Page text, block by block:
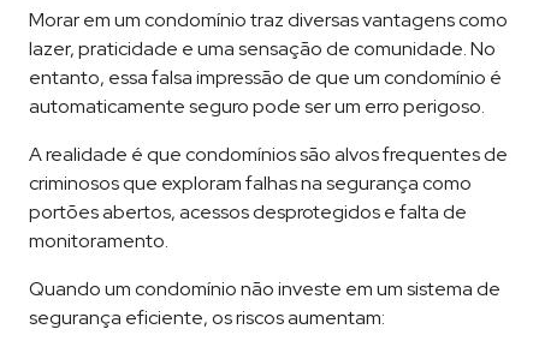
Morar em um condomínio traz diversas vantagens como
lazer, praticidade e uma sensação de comunidade. No
entanto, essa falsa impressão de que um condomínio é
automaticamente seguro pode ser um erro perigoso.
A realidade é que condomínios são alvos frequentes de
criminosos que exploram falhas na segurança como
portões abertos, acessos desprotegidos e falta de
monitoramento.
Quando um condomínio não investe em um sistema de
segurança eficiente, os riscos aumentam: